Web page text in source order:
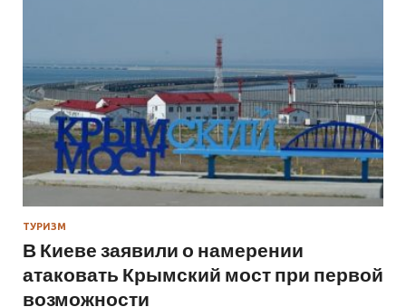
ТУРИЗМ
В Киеве заявили о намерении
атаковать Крымский мост при первой
возможности